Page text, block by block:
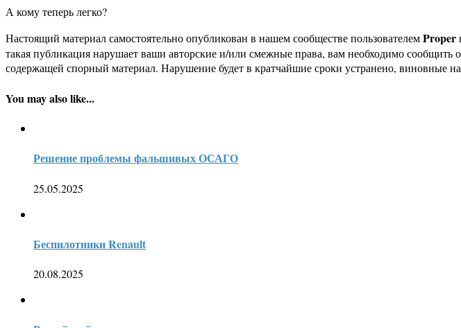
А кому теперь легко?
Настоящий материал самостоятельно опубликован в нашем сообществе пользователемProper
такая публикация нарушает ваши авторские и/или смежные права, вам необходимо
содержащей спорный материал. Нарушение будет в кратчайшие сроки устранено, виновные
You may also like...
Решение проблемы фальшивых ОСАГО
25.05.2025
Беспилотники Renault
20.08.2025